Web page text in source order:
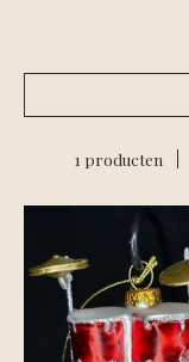
1 producten